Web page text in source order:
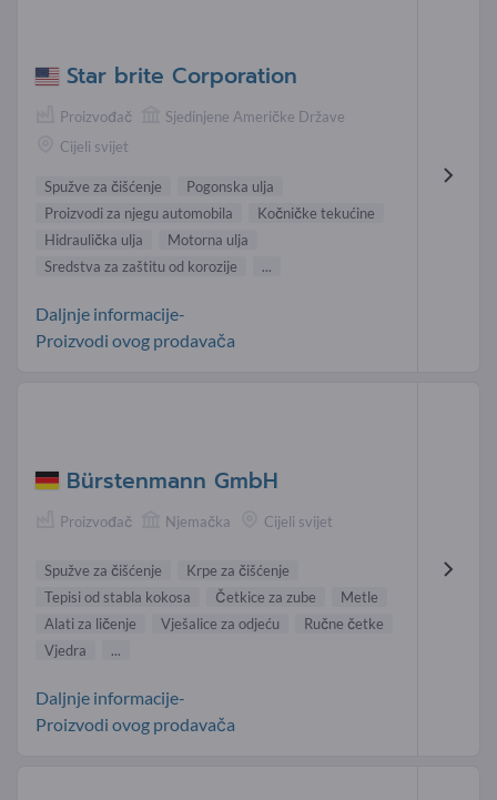
Star brite Corporation
Proizvođač
Sjedinjene Američke Države
Cijeli svijet
Spužve za čišćenje
Pogonska ulja
Proizvodi za njegu automobila
Kočničke tekućine
Hidraulička ulja
Motorna ulja
Sredstva za zaštitu od korozije
...
Daljnje informacije-
Proizvodi ovog prodavača
Bürstenmann GmbH
Proizvođač Njemačka Cijeli svijet
Spužve za čišćenje
Krpe za čišćenje
Tepisi od stabla kokosa
Četkice za zube
Metle
Alati za ličenje
Vješalice za odjeću
Ručne četke
Vjedra
...
Daljnje informacije-
Proizvodi ovog prodavača